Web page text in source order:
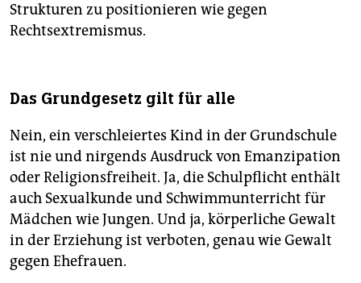
Strukturen zu positionieren wie gegen
Rechtsextremismus.
Das Grundgesetz gilt für alle
Nein, ein verschleiertes Kind in der Grundschule
ist nie und nirgends Ausdruck von Emanzipation
oder Religionsfreiheit. Ja, die Schulpflicht enthält
auch Sexualkunde und Schwimmunterricht für
Mädchen wie Jungen. Und ja, körperliche Gewalt
in der Erziehung ist verboten, genau wie Gewalt
gegen Ehefrauen.